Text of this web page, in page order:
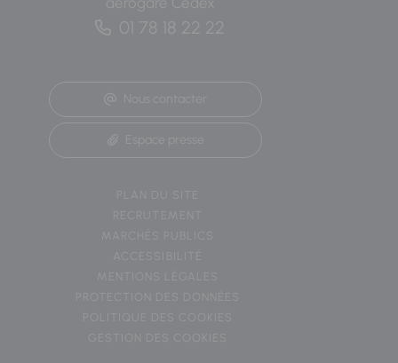
01 78 18 22 22
Nous contacter
Espace presse
PLAN DU SITE
RECRUTEMENT
MARCHÉS PUBLICS
ACCESSIBILITÉ
MENTIONS LÉGALES